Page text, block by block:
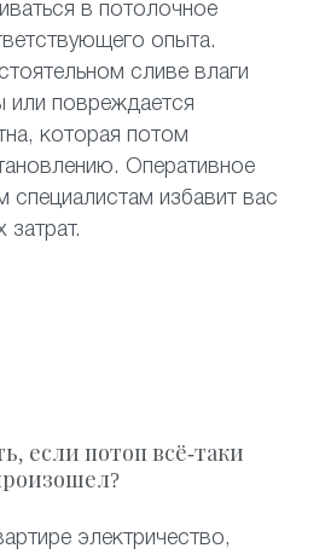
в потолочное
опыта.
сливе влаги
повреждается
которая потом
Оперативное
специалистам избавит вас
затрат.
если потоп всё-таки
электричество,